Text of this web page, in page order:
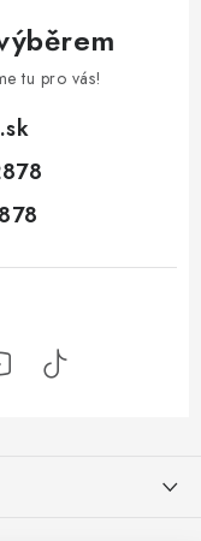
tu pro vás!